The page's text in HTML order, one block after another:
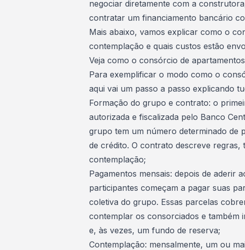
negociar diretamente com a
contratar um financiamento bancário
Mais abaixo, vamos explicar como o
contemplação e quais custos estão
Veja como o consórcio de
Para exemplificar o modo como o
aqui vai um passo a passo explicando
Formação do grupo e contrato: o
autorizada e fiscalizada pelo Banco
grupo tem um número determinado de
de crédito. O contrato descreve
contemplação;
Pagamentos mensais: depois de aderir
participantes começam a pagar suas
coletiva do grupo. Essas parcelas
contemplar os consorciados e também
e, às vezes, um fundo de reserva;
Contemplação: mensalmente, um ou